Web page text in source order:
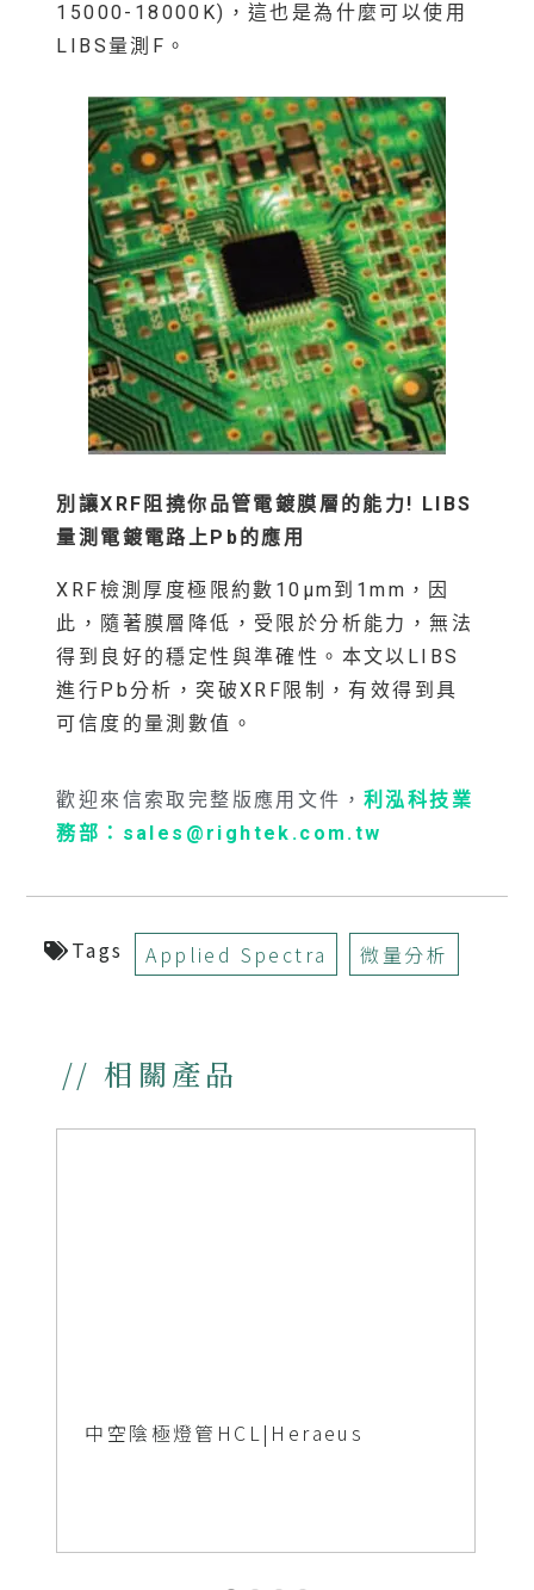
15000-18000K)，這也是為什麼可以使用
LIBS量測F。
別讓XRF 阻撓你品管電鍍膜層的能力! LIBS
量測電鍍電路上Pb的應用
XRF檢測厚度極限約數10μm到1mm，因
此，隨著膜層降低，受限於分析能力，無法
得到良好的穩定性與準確性。本文以LIBS
進行Pb分析，突破XRF限制，有效得到具
可信度的量測數值。
歡迎來信索取完整版應用文件，利泓科技業
務部：sales@rightek.com.tw
Tags Applied Spectra 微量分析
// 相關產品
中空陰極燈管HCL|Heraeus